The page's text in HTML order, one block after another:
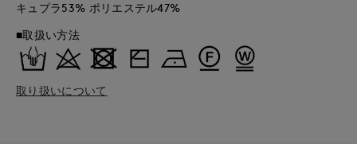
キュプラ53% ポリエステル47%
■取扱い方法
取り扱いについて